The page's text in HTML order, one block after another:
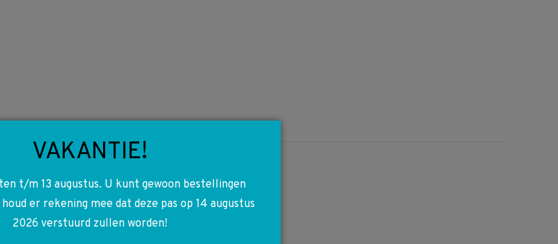
VAKANTIE!
t/m 13 augustus. U kunt gewoon bestellingen
er rekening mee dat deze pas op 14 augustus
2026 verstuurd zullen worden!